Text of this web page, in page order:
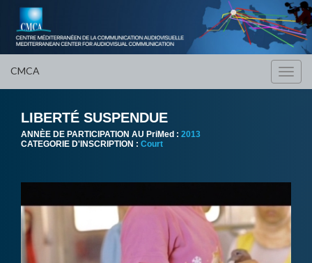
CMCA
LIBERTÉ SUSPENDUE
ANNÈE DE PARTICIPATION AU PriMed : 2013
CATEGORIE D'INSCRIPTION : Court